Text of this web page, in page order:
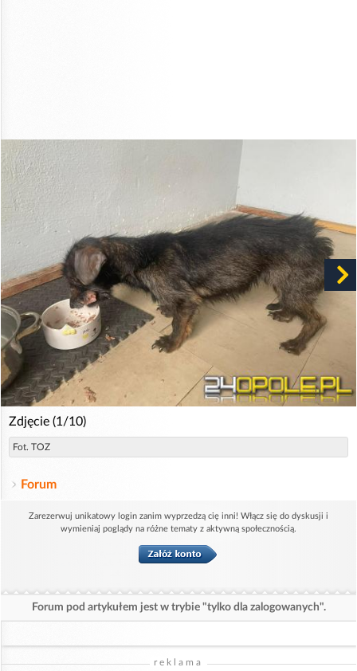
Zdjęcie (1/10)
Fot. TOZ
Forum
Zarezerwuj unikatowy login zanim wyprzedzą cię inni! Włącz się do dyskusji i
wymieniaj poglądy na różne tematy z aktywną społecznością.
Forum pod artykułem jest w trybie "tylko dla zalogowanych".
reklama